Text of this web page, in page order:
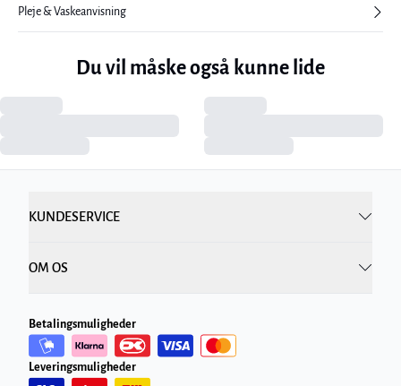
Pleje & Vaskeanvisning
Du vil måske også kunne lide
KUNDESERVICE
OM OS
Betalingsmuligheder
Leveringsmuligheder